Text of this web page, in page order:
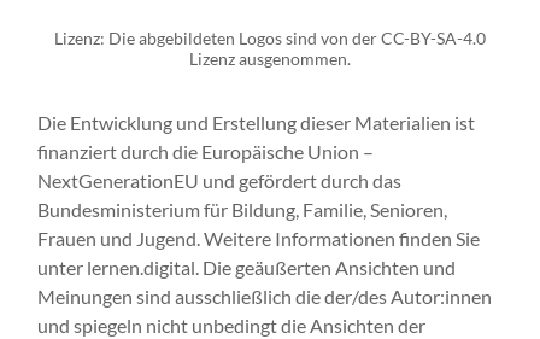
Lizenz: Die abgebildeten Logos sind von der CC-BY-SA-4.0
Lizenz ausgenommen.
Die Entwicklung und Erstellung dieser Materialien ist
finanziert durch die Europäische Union –
NextGenerationEU und gefördert durch das
Bundesministerium für Bildung, Familie, Senioren,
Frauen und Jugend. Weitere Informationen finden Sie
unter lernen.digital. Die geäußerten Ansichten und
Meinungen sind ausschließlich die der/des Autor:innen
und spiegeln nicht unbedingt die Ansichten der